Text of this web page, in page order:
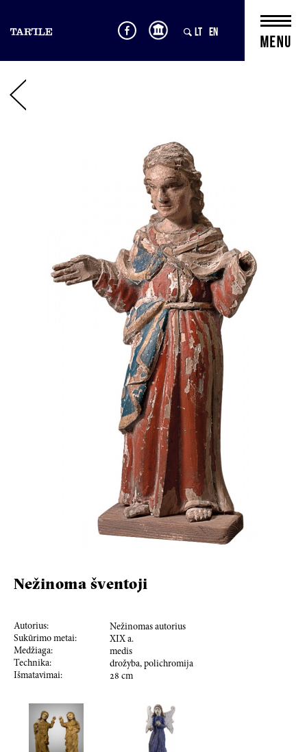
LT EN
Nežinoma šventoji
Autorius:
Nežinomas autorius
Sukūrimo metai:
XIX a.
Medžiaga:
medis
Technika:
drožyba, polichromija
Išmatavimai:
28 cm